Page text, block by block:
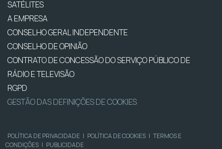
SATÉLITES
A EMPRESA
CONSELHO GERAL INDEPENDENTE
CONSELHO DE OPINIÃO
CONTRATO DE CONCESSÃO DO SERVIÇO PÚBLICO DE
RÁDIO E TELEVISÃO
RGPD
GESTÃO DAS DEFINIÇÕES DE COOKIES
POLÍTICA DE PRIVACIDADE | POLÍTICA DE COOKIES | TERMOS E
CONDIÇÕES | PUBLICIDADE